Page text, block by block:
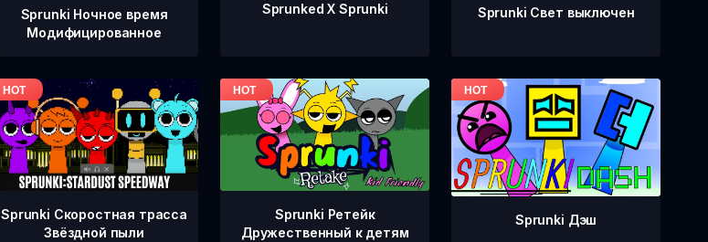
Sprunki Ночное время
Модифицированное
Sprunked X Sprunki Sprunki Свет выключен
Sprunki Скоростная трасса
Звёздной пыли
Sprunki Ретейк
Дружественный к детям
Sprunki Дэш